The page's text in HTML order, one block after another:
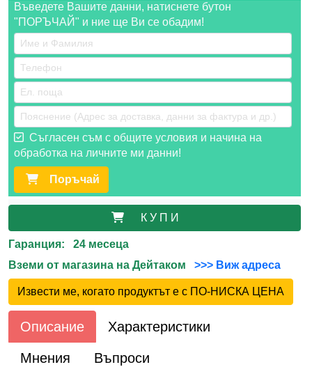
Въведете Вашите данни, натиснете бутон
"ПОРЪЧАЙ" и ние ще Ви се обадим!
Съгласен съм с общите условия и начина на
обработка на личните ми данни!
Поръчай
К У П И
Гаранция: 24 месеца
Вземи от магазина на Дейтаком
>>> Виж адреса
Извести ме, когато продуктът е с ПО-НИСКА ЦЕНА
Описание Характеристики
Мнения Въпроси